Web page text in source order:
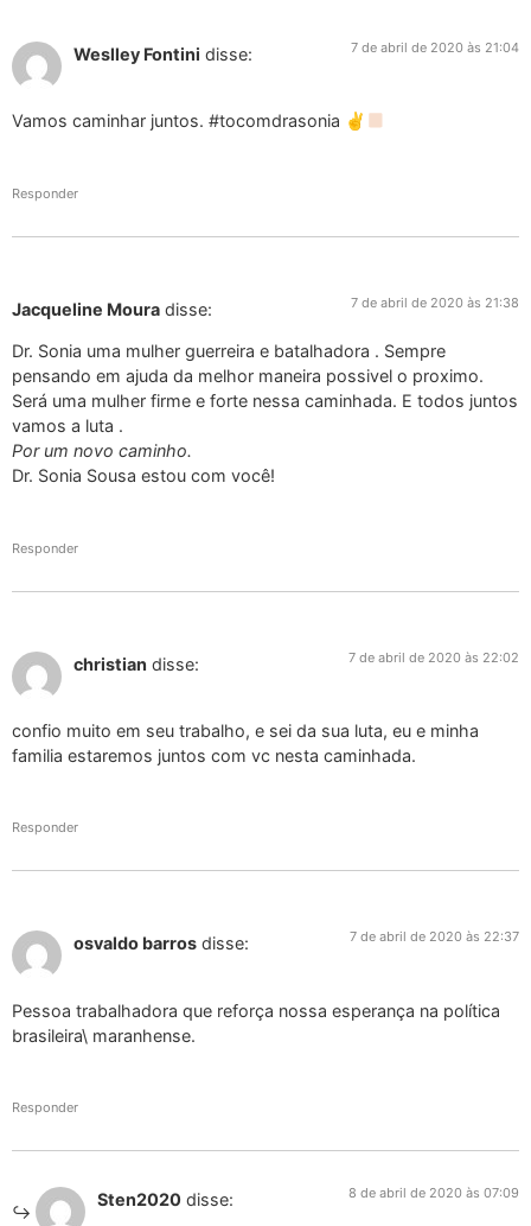
Weslley Fontini disse: 7 de abril de 2020 às 21:04
Vamos caminhar juntos. #tocomdrasonia ✌
Responder
Jacqueline Moura disse: 7 de abril de 2020 às 21:38
Dr. Sonia uma mulher guerreira e batalhadora . Sempre
pensando em ajuda da melhor maneira possivel o proximo.
Será uma mulher firme e forte nessa caminhada. E todos juntos
vamos a luta .
Por um novo caminho.
Dr. Sonia Sousa estou com você!
Responder
christian disse: 7 de abril de 2020 às 22:02
confio muito em seu trabalho, e sei da sua luta, eu e minha
familia estaremos juntos com vc nesta caminhada.
Responder
osvaldo barros disse: 7 de abril de 2020 às 22:37
Pessoa trabalhadora que reforça nossa esperança na política
brasileira\ maranhense.
Responder
Sten2020 disse: 8 de abril de 2020 às 07:09